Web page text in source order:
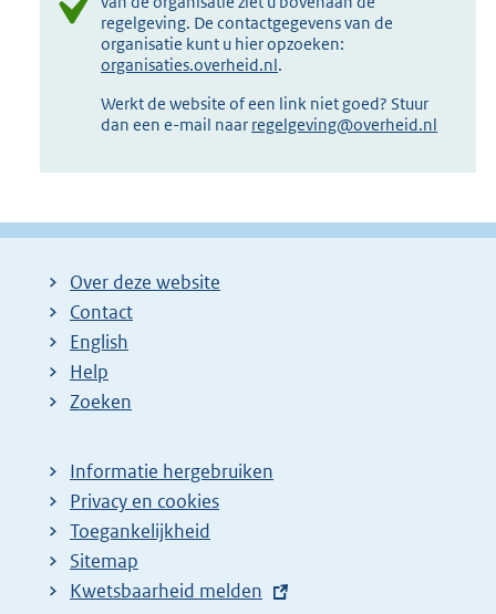
regelgeving. De contactgegevens van de
organisatie kunt u hier opzoeken:
organisaties.overheid.nl.
Werkt de website of een link niet goed? Stuur
dan een e-mail naar regelgeving@overheid.nl
Over deze website
Contact
English
Help
Zoeken
Informatie hergebruiken
Privacy en cookies
Toegankelijkheid
Sitemap
E
Kwetsbaarheid melden